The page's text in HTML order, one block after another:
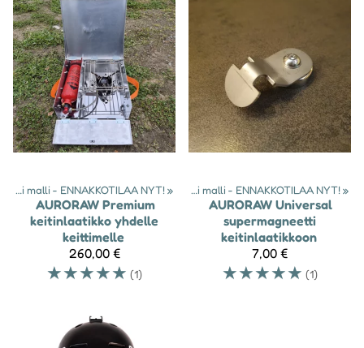
Uusi malli - ENNAKKOTILAA NYT! ‪»
AURORAW Premium
keitinlaatikko yhdelle
keittimelle
260,00 €
☆☆☆☆☆ (1)
Tuotteet ‪»Keitinlaatikot‪» Uusi malli - ENNAKKOTILAA NYT! ‪»
AURORAW Universal
supermagneetti
keitinlaatikkoon
7,00 €
☆☆☆☆☆ (1)